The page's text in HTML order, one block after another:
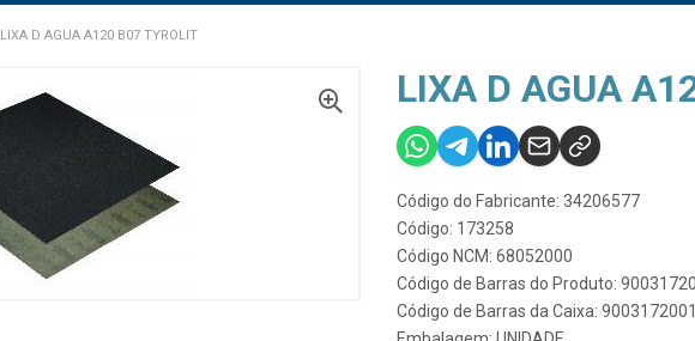
LIXA D AGUA A120 B07 TYROLIT
LIXA D AGUA
Código do Fabricante: 34206577
Código: 173258
Código NCM: 68052000
Código de Barras do Produto:
Código de Barras da Caixa: